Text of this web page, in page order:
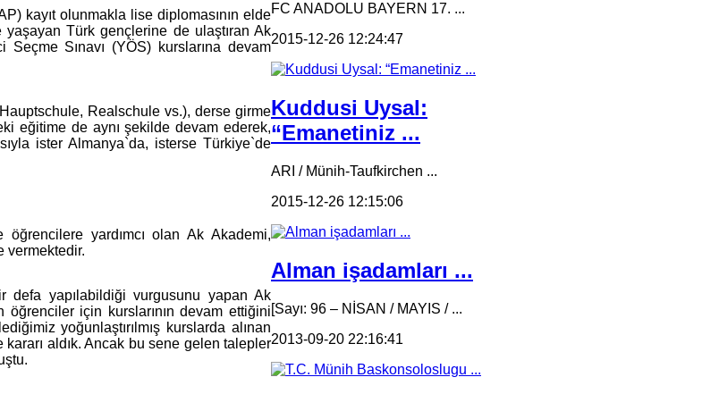
kayıt olunmakla lise diplomasının elde
Türk gençlerine de ulaştıran Ak
Seçme Sınavı (YÖS) kurslarına devam
Realschule vs.), derse girme
eğitime de aynı şekilde devam ederek,
ister Almanya`da, isterse Türkiye`de
öğrencilere yardımcı olan Ak Akademi,
vermektedir.
defa yapılabildiği vurgusunu yapan Ak
için kurslarının devam ettiğini
yoğunlaştırılmış kurslarda alınan
kararı aldık. Ancak bu sene gelen talepler
FC ANADOLU BAYERN 17. ...
2015-12-26 12:24:47
Kuddusi Uysal:
“Emanetiniz ...
ARI / Münih-Taufkirchen ...
2015-12-26 12:15:06
Alman işadamları ...
[Sayı: 96 – NİSAN / MAYIS / ...
2013-09-20 22:16:41